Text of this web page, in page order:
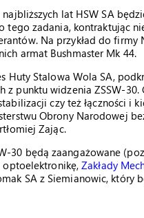
lat HSW SA
tego zadania, kontraktując
Na przykład do
armat Bushmaster Mk 44.
Huty Stalowa Wola SA,
z punktu widzenia ZSSW-
czy też łączności i
Obrony Narodowej
Zając.
30 będą zaangażowane
optoelektronikę,Zakłady
SA z Siemianowic, który